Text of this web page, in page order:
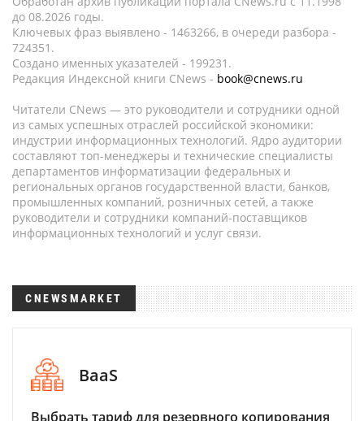
до 08.2026 годы.
Ключевых фраз выявлено - 1463266, в очереди разбора -
724351.
Создано именных указателей - 199231.
Редакция Индексной книги CNews - book@cnews.ru
Читатели CNews — это руководители и сотрудники одной
из самых успешных отраслей российской экономики:
индустрии информационных технологий. Ядро аудитории
составляют топ-менеджеры и технические специалисты
департаментов информатизации федеральных и
региональных органов государственной власти, банков,
промышленных компаний, розничных сетей, а также
руководители и сотрудники компаний-поставщиков
информационных технологий и услуг связи.
CNEWSMARKET
BaaS
Выбрать тариф для резервного копирования